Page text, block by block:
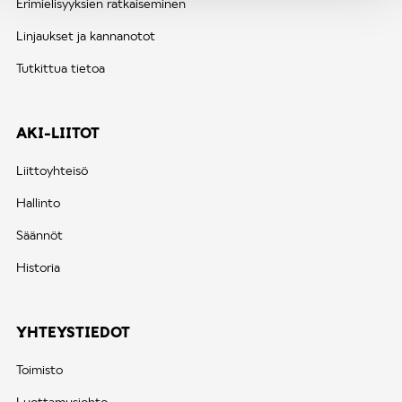
Erimielisyyksien ratkaiseminen
Linjaukset ja kannanotot
Tutkittua tietoa
AKI-LIITOT
Liittoyhteisö
Hallinto
Säännöt
Historia
YHTEYSTIEDOT
Toimisto